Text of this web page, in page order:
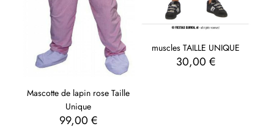
Mascotte de lapin rose Taille
Unique
99,00€
muscles TAILLE UNIQUE
30,00 €